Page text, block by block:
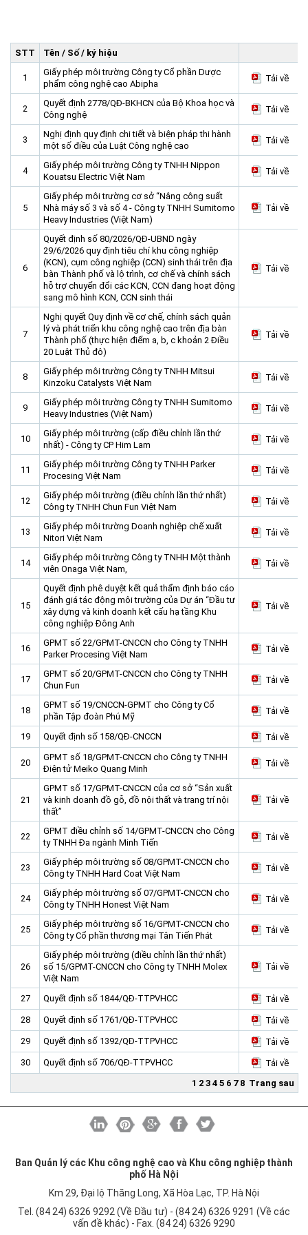
Lịch sử hình thành và phát triển
Tầm nhìn - Sứ mệnh
Lãnh đạo Ban Quản lý
Cơ cấu tổ chức
Chức năng, nhiệm vụ
Tin tức - sự kiện ▼
Ban Quản lý Khu
Chính sách mới
Doanh nghiệp
Hợp tác quốc tế
Đào tạo và Nghiên cứu
Cách mạng công nghiệp lần thứ 4
Quy hoạch ▼
Quy hoạch tổng thể
Quy hoạch khu chức năng
Ưu thế ▼
Vị trí
Cơ sở hạ tầng
Cơ chế ưu đãi đầu tư
Cơ chế Một cửa
Nguồn nhân lực
Nhà đầu tư
Hướng dẫn đầu tư
Trình tự, thủ tục đầu tư
Tiêu chí đầu tư
Lĩnh vực đầu tư
Quản lý và vận hành dự án đầu tư
Văn bản pháp luật ▼
Các thủ tục hành chính
Doanh nghiệp
Đất đai
Đầu tư
Khu CNC Hòa Lạc
Lao động
Môi trường
Quy hoạch - Xây dựng
Ưu đãi đầu tư
Công nghệ và Sản phẩm
Văn bản khác
Thông báo
Thông báo chung
Tuyển dụng
Công khai ngân sách
Dữ liệu mở
Liên hệ - Liên kết
Liên kết
Liên hệ
STT Tên / Số / ký hiệu
1
Giấy phép môi trường Công ty Cổ phần Dược
phẩm công nghệ cao Abipha
Tải về
2
Quyết định 2778/QĐ-BKHCN của Bộ Khoa học và
Công nghệ
Tải về
3
Nghị định quy định chi tiết và biện pháp thi hành
một số điều của Luật Công nghệ cao
Tải về
4
Giấy phép môi trường Công ty TNHH Nippon
Kouatsu Electric Việt Nam
Tải về
5
Giấy phép môi trường cơ sở “Nâng công suất
Nhà máy số 3 và số 4 - Công ty TNHH Sumitomo
Heavy Industries (Việt Nam)
Tải về
6
Quyết định số 80/2026/QĐ-UBND ngày
29/6/2026 quy định tiêu chí khu công nghiệp
(KCN), cụm công nghiệp (CCN) sinh thái trên địa
bàn Thành phố và lộ trình, cơ chế và chính sách
hỗ trợ chuyển đổi các KCN, CCN đang hoạt động
sang mô hình KCN, CCN sinh thái
Tải về
7
Nghị quyết Quy định về cơ chế, chính sách quản
lý và phát triển khu công nghệ cao trên địa bàn
Thành phố (thực hiện điểm a, b, c khoản 2 Điều
20 Luật Thủ đô)
Tải về
8
Giấy phép môi trường Công ty TNHH Mitsui
Kinzoku Catalysts Việt Nam
Tải về
9
Giấy phép môi trường Công ty TNHH Sumitomo
Heavy Industries (Việt Nam)
Tải về
10
Giấy phép môi trường (cấp điều chỉnh lần thứ
nhất) - Công ty CP Him Lam
Tải về
11
Giấy phép môi trường Công ty TNHH Parker
Procesing Việt Nam
Tải về
12
Giấy phép môi trường (điều chỉnh lần thứ nhất)
Công ty TNHH Chun Fun Việt Nam
Tải về
13
Giấy phép môi trường Doanh nghiệp chế xuất
Nitori Việt Nam
Tải về
14
Giấy phép môi trường Công ty TNHH Một thành
viên Onaga Việt Nam,
Tải về
15
Quyết định phê duyệt kết quả thẩm định báo cáo
đánh giá tác động môi trường của Dự án “Đầu tư
xây dựng và kinh doanh kết cấu hạ tầng Khu
công nghiệp Đông Anh
Tải về
16
GPMT số 22/GPMT-CNCCN cho Công ty TNHH
Parker Procesing Việt Nam
Tải về
17
GPMT số 20/GPMT-CNCCN cho Công ty TNHH
Chun Fun
Tải về
18
GPMT số 19/CNCCN-GPMT cho Công ty Cổ
phần Tập đoàn Phú Mỹ
Tải về
19 Quyết định số 158/QĐ-CNCCN Tải về
20
GPMT số 18/GPMT-CNCCN cho Công ty TNHH
Điện tử Meiko Quang Minh
Tải về
21
GPMT số 17/GPMT-CNCCN của cơ sở “Sản xuất
và kinh doanh đồ gỗ, đồ nội thất và trang trí nội
thất”
Tải về
22
GPMT điều chỉnh số 14/GPMT-CNCCN cho Công
ty TNHH Đa ngành Minh Tiến
Tải về
23
Giấy phép môi trường số 08/GPMT-CNCCN cho
Công ty TNHH Hard Coat Việt Nam
Tải về
24
Giấy phép môi trường số 07/GPMT-CNCCN cho
Công ty TNHH Honest Việt Nam
Tải về
25
Giấy phép môi trường số 16/GPMT-CNCCN cho
Công ty Cổ phần thương mại Tân Tiến Phát
Tải về
26
Giấy phép môi trường (điều chỉnh lần thứ nhất)
số 15/GPMT-CNCCN cho Công ty TNHH Molex
Việt Nam
Tải về
27 Quyết định số 1844/QĐ-TTPVHCC
Tải về
28
Quyết định số 1761/QĐ-TTPVHCC
Tải về
29
Quyết định số 1392/QĐ-TTPVHCC
Tải về
30
Quyết định số 706/QĐ-TTPVHCC
Tải về
1 2 3 4 5 6 7 8 Trang sau
Ban Quản lý các Khu công nghệ cao và Khu công nghiệp thành
phố Hà Nội
Km 29, Đại lộ Thăng Long, Xã Hòa Lạc, TP. Hà Nội
Tel. (84 24) 6326 9292 (Về Đầu tư) - (84 24) 6326 9291 (Về các
vấn đề khác) - Fax. (84 24) 6326 9290